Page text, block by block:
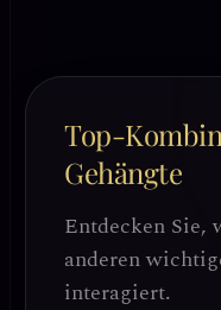
Top-
Gehängte
Entdecken Sie,
anderen
interagiert.